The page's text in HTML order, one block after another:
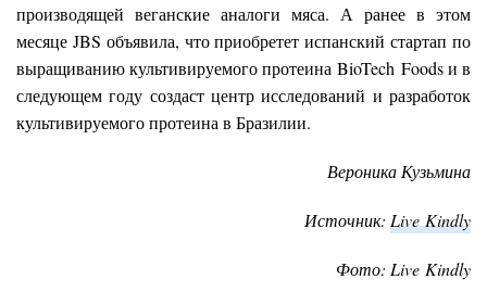
производящей веганские аналоги мяса. А ранее в этом
месяце JBS объявила, что приобретет испанский стартап по
выращиванию культивируемого протеина BioTech Foods и в
следующем году создаст центр исследований и разработок
культивируемого протеина в Бразилии.
Вероника Кузьмина
Источник: Live Kindly
Фото: Live Kindly